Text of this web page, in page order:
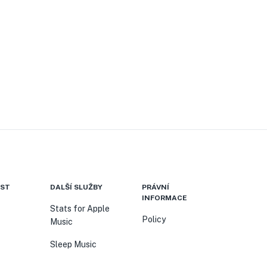
DALŠÍ SLUŽBY
Stats for Apple
Music
Sleep Music
PRÁVNÍ
INFORMACE
Policy